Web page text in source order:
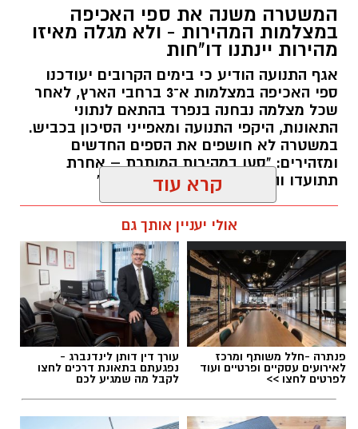
המשטרה משנה את ספי האכיפה
במצלמות המהירות - ולא מגלה מאיזו
מהירות יינתנו דו"חות
אגף התנועה הודיע כי בימים הקרובים יעודכנו
ספי האכיפה במצלמות א־3 ברחבי הארץ, לאחר
שכל מצלמה נבחנה בנפרד בהתאם לנתוני
התאונות, היקפי התנועה ומאפייני הסיכון בכביש.
במשטרה לא חושפים את הספים החדשים
ומזהירים: "סעו במהירות המותרת – אחרת
תתועדו והדו"ח יישלח ישירות אליכם"
תגים:מצלמות מהירות, עדכון סף האכיפה במצלמות
מהירות
קרא עוד
אולי יעניין אותך גם
פנתרה -חלל משותף ומרכז
לאירועים עסקיים ופרטיים ועוד
לפרטים לחצו >>
עורך דין דותן לינדנברג -
נפגעתם בתאונת דרכים לחצו
לקבל מה שמגיע לכם